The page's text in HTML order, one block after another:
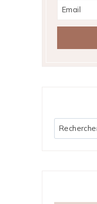
Rechercher :